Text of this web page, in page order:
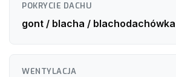
POKRYCIE DACHU
gont / blacha /
WENTYLACJA